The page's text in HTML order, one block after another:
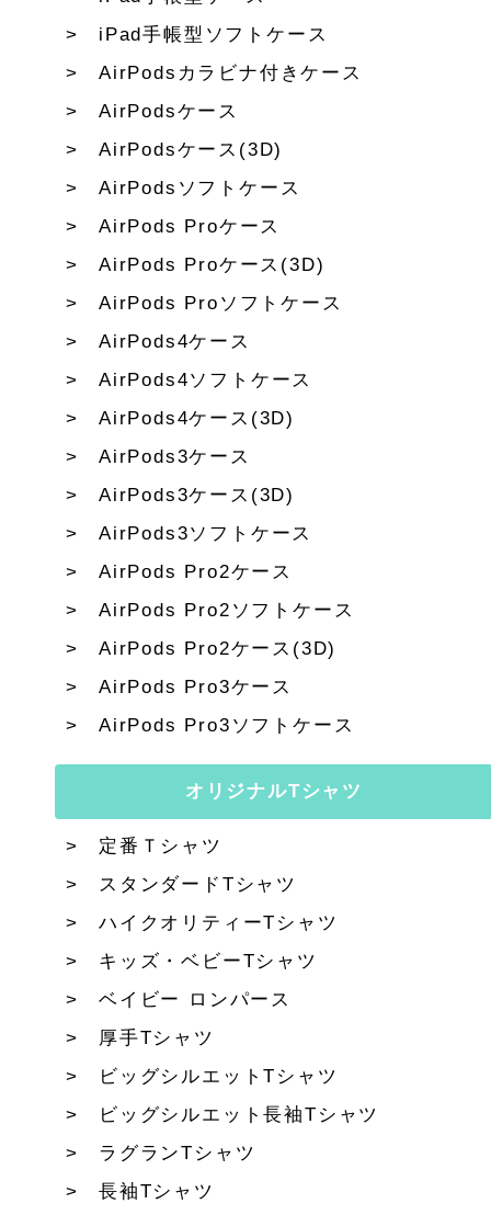
iPad手帳型ソフトケース
AirPodsカラビナ付きケース
AirPodsケース
AirPodsケース(3D)
AirPodsソフトケース
AirPods Proケース
AirPods Proケース(3D)
AirPods Proソフトケース
AirPods4ケース
AirPods4ソフトケース
AirPods4ケース(3D)
AirPods3ケース
AirPods3ケース(3D)
AirPods3ソフトケース
AirPods Pro2ケース
AirPods Pro2ソフトケース
AirPods Pro2ケース(3D)
AirPods Pro3ケース
AirPods Pro3ソフトケース
オリジナルTシャツ
定番Ｔシャツ
スタンダードTシャツ
ハイクオリティーTシャツ
キッズ・ベビーTシャツ
ベイビー ロンパース
厚手Tシャツ
ビッグシルエットTシャツ
ビッグシルエット長袖Tシャツ
ラグランTシャツ
長袖Tシャツ